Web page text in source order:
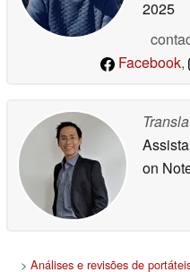
2025
Facebook,
on
> Análises e revisões de